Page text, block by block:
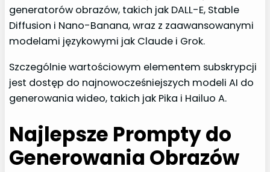
generatorów obrazów, takich jak DALL-E, Stable
Diffusion i Nano-Banana, wraz z zaawansowanymi
modelami językowymi jak Claude i Grok.
Szczególnie wartościowym elementem subskrypcji
jest dostęp do najnowocześniejszych modeli AI do
generowania wideo, takich jak Pika i Hailuo A.
Najlepsze Prompty do
Generowania Obrazów